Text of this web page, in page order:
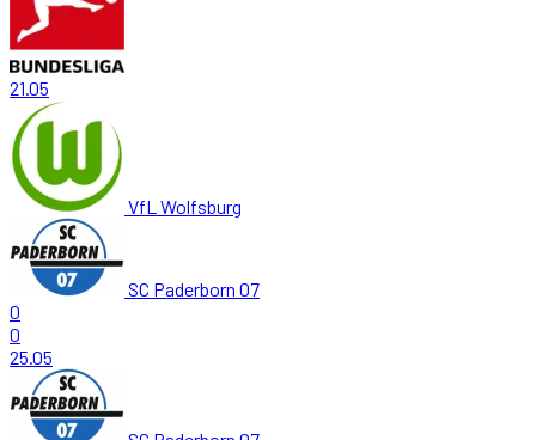
21.05
VfL Wolfsburg
SC Paderborn 07
0
0
25.05